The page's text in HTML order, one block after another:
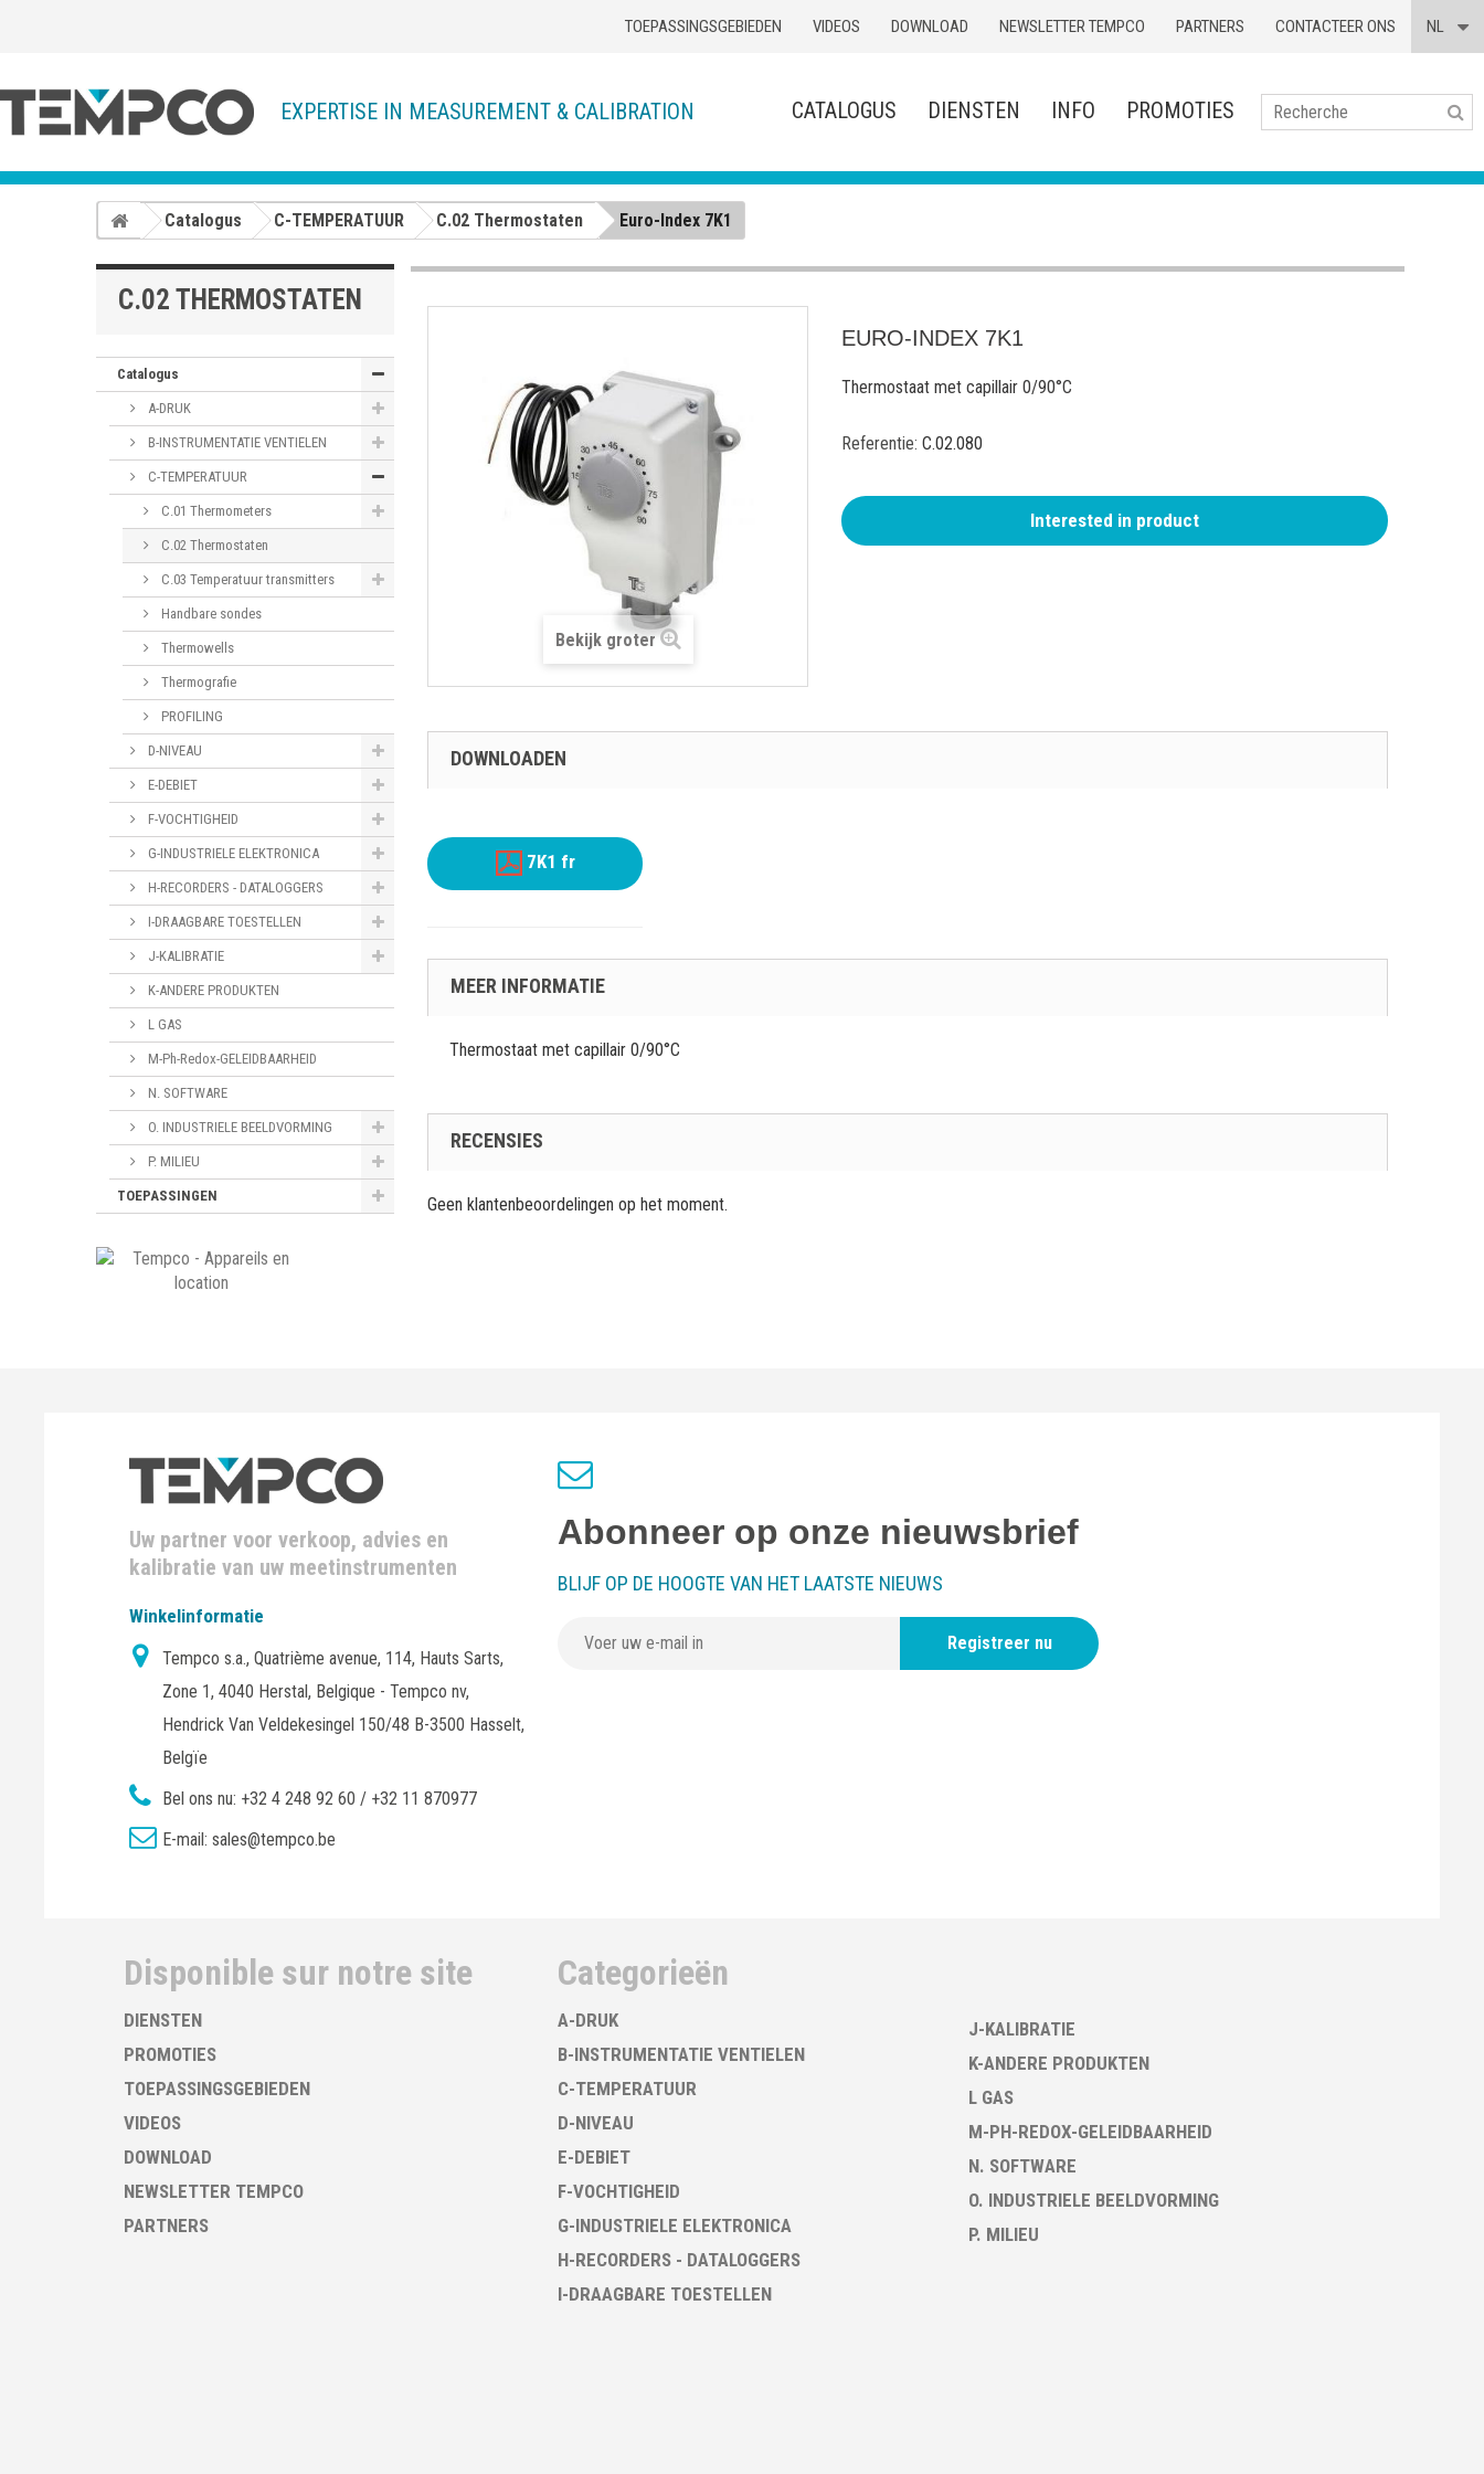
TOEPASSINGSGEBIEDEN VIDEOS DOWNLOAD NEWSLETTER TEMPCO PARTNERS NL
CONTACTEER ONS
EXPERTISE IN MEASUREMENT & CALIBRATION CATALOGUS DIENSTEN INFO PROMOTIES
Catalogus C-TEMPERATUUR C.02 Thermostaten Euro-Index 7K1
C.02 THERMOSTATEN
Catalogus
A-DRUK
B-INSTRUMENTATIE VENTIELEN
C-TEMPERATUUR
C.01 Thermometers
C.02 Thermostaten
C.03 Temperatuur transmitters
Handbare sondes
Thermowells
Thermografie
PROFILING
D-NIVEAU
E-DEBIET
F-VOCHTIGHEID
G-INDUSTRIELE ELEKTRONICA
H-RECORDERS - DATALOGGERS
I-DRAAGBARE TOESTELLEN
J-KALIBRATIE
K-ANDERE PRODUKTEN
L GAS
M-Ph-Redox-GELEIDBAARHEID
N. SOFTWARE
O. INDUSTRIELE BEELDVORMING
P. MILIEU
TOEPASSINGEN
Bekijk groter
EURO-INDEX 7K1
Thermostaat met capillair 0/90°C
Referentie: C.02.080
Interested in product
DOWNLOADEN
7K1 fr
MEER INFORMATIE
Thermostaat met capillair 0/90°C
RECENSIES
Geen klantenbeoordelingen op het moment.
Abonneer op onze nieuwsbrief
BLIJF OP DE HOOGTE VAN HET LAATSTE NIEUWS
Registreer nu
Categorieën
A-DRUK
B-INSTRUMENTATIE VENTIELEN
C-TEMPERATUUR
D-NIVEAU
E-DEBIET
F-VOCHTIGHEID
G-INDUSTRIELE ELEKTRONICA
H-RECORDERS - DATALOGGERS
I-DRAAGBARE TOESTELLEN
J-KALIBRATIE
K-ANDERE PRODUKTEN
L GAS
M-PH-REDOX-GELEIDBAARHEID
N. SOFTWARE
O. INDUSTRIELE BEELDVORMING
P. MILIEU
Uw partner voor verkoop, advies en
kalibratie van uw meetinstrumenten
Winkelinformatie
Tempco s.a., Quatrième avenue, 114, Hauts Sarts,
Zone 1, 4040 Herstal, Belgique - Tempco nv,
Hendrick Van Veldekesingel 150/48 B-3500 Hasselt,
Belgïe
Bel ons nu: +32 4 248 92 60 / +32 11 870977
E-mail: sales@tempco.be
Disponible sur notre site
DIENSTEN
PROMOTIES
TOEPASSINGSGEBIEDEN
VIDEOS
DOWNLOAD
NEWSLETTER TEMPCO
PARTNERS